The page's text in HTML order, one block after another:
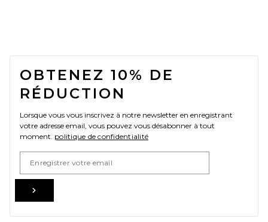
FOOTER
OBTENEZ 10% DE
RÉDUCTION
Lorsque vous vous inscrivez à notre newsletter en enregistrant
votre adresse email, vous pouvez vous désabonner à tout
moment. politique de confidentialité